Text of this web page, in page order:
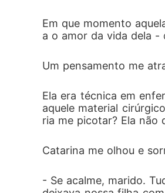
Em que momento
a o amor da vida dela -
Um pensamento me
Ela era técnica em
aquele material
ria me picotar? Ela não
Catarina me olhou e
- Se acalme, marido.